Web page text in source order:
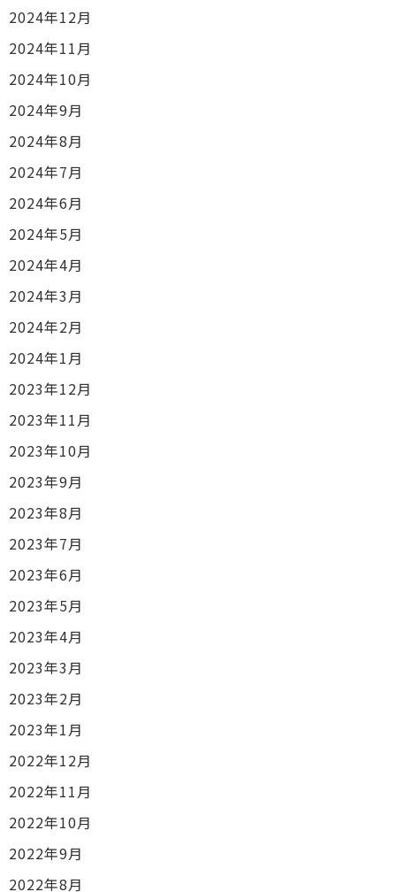
2024年12月
2024年11月
2024年10月
2024年9月
2024年8月
2024年7月
2024年6月
2024年5月
2024年4月
2024年3月
2024年2月
2024年1月
2023年12月
2023年11月
2023年10月
2023年9月
2023年8月
2023年7月
2023年6月
2023年5月
2023年4月
2023年3月
2023年2月
2023年1月
2022年12月
2022年11月
2022年10月
2022年9月
2022年8月